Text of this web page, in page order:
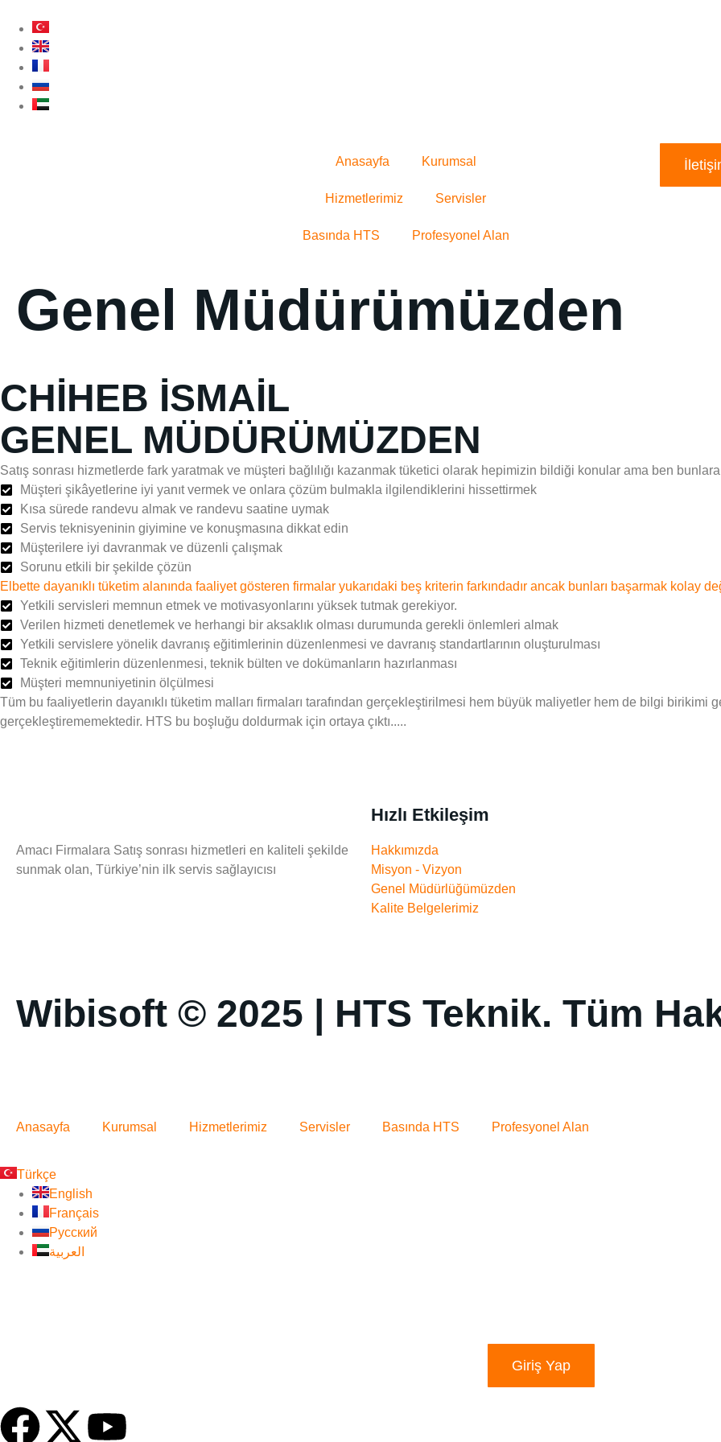
Anasayfa Kurumsal
Hizmetlerimiz Servisler
Basında HTS Profesyonel Alan
Genel Müdürümüzden
CHİHEB İSMAİL
GENEL MÜDÜRÜMÜZDEN
Satış sonrası hizmetlerde fark yaratmak ve müşteri bağlılığı kazanmak tüketici olarak hepimizin bildiği konular ama ben
Müşteri şikâyetlerine iyi yanıt vermek ve onlara çözüm bulmakla ilgilendiklerini hissettirmek
Kısa sürede randevu almak ve randevu saatine uymak
Servis teknisyeninin giyimine ve konuşmasına dikkat edin
Müşterilere iyi davranmak ve düzenli çalışmak
Sorunu etkili bir şekilde çözün
Elbette dayanıklı tüketim alanında faaliyet gösteren firmalar yukarıdaki beş kriterin farkındadır ancak bunları başarmak kolay
Yetkili servisleri memnun etmek ve motivasyonlarını yüksek tutmak gerekiyor.
Verilen hizmeti denetlemek ve herhangi bir aksaklık olması durumunda gerekli önlemleri almak
Yetkili servislere yönelik davranış eğitimlerinin düzenlenmesi ve davranış standartlarının oluşturulması
Teknik eğitimlerin düzenlenmesi, teknik bülten ve dokümanların hazırlanması
Müşteri memnuniyetinin ölçülmesi
Tüm bu faaliyetlerin dayanıklı tüketim malları firmaları tarafından gerçekleştirilmesi hem büyük maliyetler hem de bilgi birikimi
gerçekleştirememektedir. HTS bu boşluğu doldurmak için ortaya çıktı.....
Amacı Firmalara Satış sonrası hizmetleri en kaliteli şekilde
sunmak olan, Türkiye’nin ilk servis sağlayıcısı
Hızlı Etkileşim
Hakkımızda
Misyon - Vizyon
Genel Müdürlüğümüzden
Kalite Belgelerimiz
Wibisoft © 2025 | HTS Teknik. Tüm
Anasayfa Kurumsal Hizmetlerimiz Servisler Basında HTS Profesyonel Alan
Türkçe
English
Français
Русский
العربية
Giriş Yap